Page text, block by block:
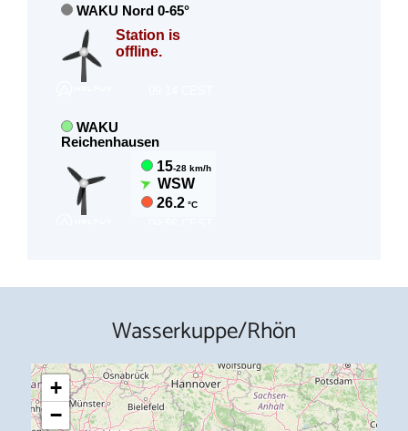
Wasserkuppe/Rhön
+
−